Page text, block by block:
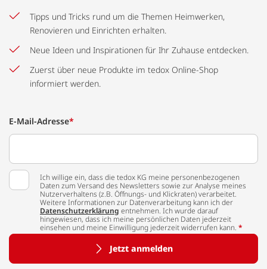
Tipps und Tricks rund um die Themen Heimwerken,
Renovieren und Einrichten erhalten.
Neue Ideen und Inspirationen für Ihr Zuhause entdecken.
Zuerst über neue Produkte im tedox Online-Shop
informiert werden.
E-Mail-Adresse*
Ich willige ein, dass die tedox KG meine personenbezogenen
Daten zum Versand des Newsletters sowie zur Analyse meines
Nutzerverhaltens (z.B. Öffnungs- und Klickraten) verarbeitet.
Weitere Informationen zur Datenverarbeitung kann ich der
Datenschutzerklärung entnehmen. Ich wurde darauf
hingewiesen, dass ich meine persönlichen Daten jederzeit
einsehen und meine Einwilligung jederzeit widerrufen kann. *
Jetzt anmelden